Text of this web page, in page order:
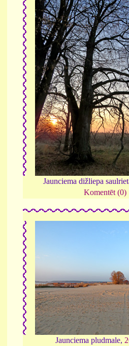
Jaunciema dižliepa
Komentēt (0)
Jaunciema pludmale,